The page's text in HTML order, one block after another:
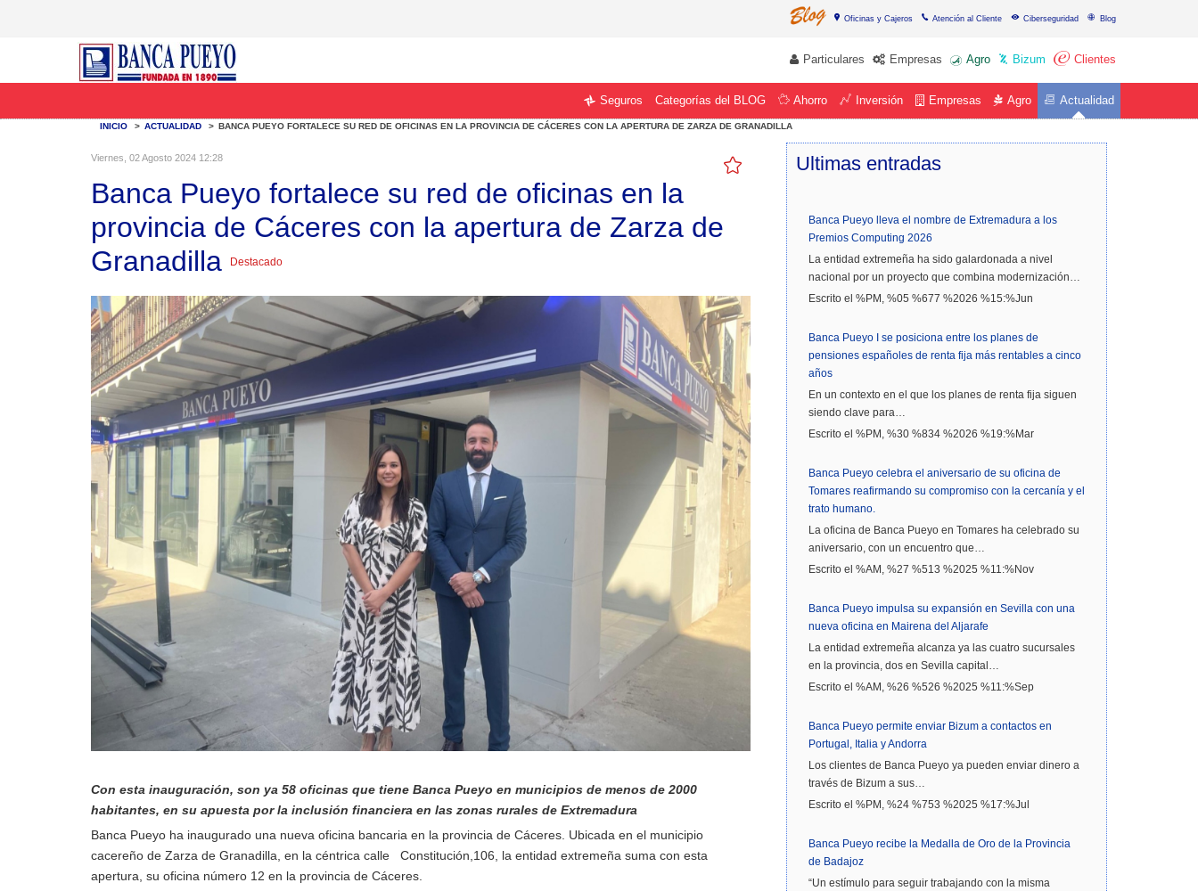
Oficinas y Cajeros Atención al Cliente Ciberseguridad Blog
Particulares Empresas Agro Bizum Clientes
Actualidad
Agro
Empresas
Inversión
Ahorro
Categorías del BLOG
Seguros
INICIO > ACTUALIDAD > BANCA PUEYO FORTALECE SU RED DE OFICINAS EN LA PROVINCIA DE CÁCERES CON LA APERTURA DE ZARZA DE GRANADILLA
Viernes, 02 Agosto 2024 12:28
Banca Pueyo fortalece su red de oficinas en la
provincia de Cáceres con la apertura de Zarza de
Granadilla
Destacado
Con esta inauguración, son ya 58 oficinas que tiene Banca Pueyo en municipios de menos de 2000
habitantes, en su apuesta por la inclusión financiera en las zonas rurales de Extremadura
Banca Pueyo ha inaugurado una nueva oficina bancaria en la provincia de Cáceres. Ubicada en el municipio
cacereño de Zarza de Granadilla, en la céntrica calle
Constitución,106, la entidad extremeña suma con esta
apertura, su oficina número 12 en la provincia de Cáceres.
Ultimas entradas
Banca Pueyo lleva el nombre de Extremadura a los
Premios Computing 2026
La entidad extremeña ha sido galardonada a nivel
nacional por un proyecto que combina modernización…
Escrito el %PM, %05 %677 %2026 %15:%Jun
Banca Pueyo I se posiciona entre los planes de
pensiones españoles de renta fija más rentables a cinco
años
En un contexto en el que los planes de renta fija siguen
siendo clave para…
Escrito el %PM, %30 %834 %2026 %19:%Mar
Banca Pueyo celebra el aniversario de su oficina de
Tomares reafirmando su compromiso con la cercanía y el
trato humano.
La oficina de Banca Pueyo en Tomares ha celebrado su
aniversario, con un encuentro que…
Escrito el %AM, %27 %513 %2025 %11:%Nov
Banca Pueyo impulsa su expansión en Sevilla con una
nueva oficina en Mairena del Aljarafe
La entidad extremeña alcanza ya las cuatro sucursales
en la provincia, dos en Sevilla capital…
Escrito el %AM, %26 %526 %2025 %11:%Sep
Banca Pueyo permite enviar Bizum a contactos en
Portugal, Italia y Andorra
Los clientes de Banca Pueyo ya pueden enviar dinero a
través de Bizum a sus…
Escrito el %PM, %24 %753 %2025 %17:%Jul
Banca Pueyo recibe la Medalla de Oro de la Provincia
de Badajoz
“Un estímulo para seguir trabajando con la misma